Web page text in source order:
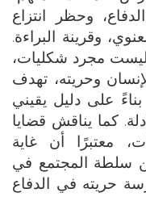
وحظر انتزاع
وقرينة البراءة.
مجرد شكليات،
وحريته، تهدف
على دليل يقيني
كما يناقش قضايا
معتبرًا أن غاية
سلطة المجتمع في
حريته في الدفاع